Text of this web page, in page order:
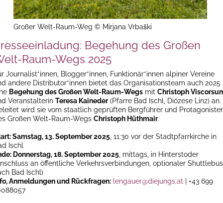
Großer Welt-Raum-Weg © Mirjana Vrbaški
Begehung des Großen
Raum-Wegs 2025
Journalist*innen, Blogger*innen, Funktionär*innen alpiner Vereine
andere Distributor*innen bietet das Organisationsteam auch 2025
Begehung des Großen Welt-Raum-Wegs mit Christoph
Veranstalterin Teresa Kaineder(Pfarre Bad Ischl, Diözese Linz) an.
wird sie vom staatlich geprüften Bergführer und
Großen Welt-Raum-Wegs Christoph Hüthmair.
Samstag, 13. September 2025 , 11:30 vor der Stadtpfarrkirche in
Ischl
Donnerstag, 18. September 2025 , mittags, in Hinterstoder
an öffentliche Verkehrsverbindungen, optionaler Shuttlebus
Bad Ischl)
Anmeldungen und Rückfragen: lengauer@diejungs.at | +43 699